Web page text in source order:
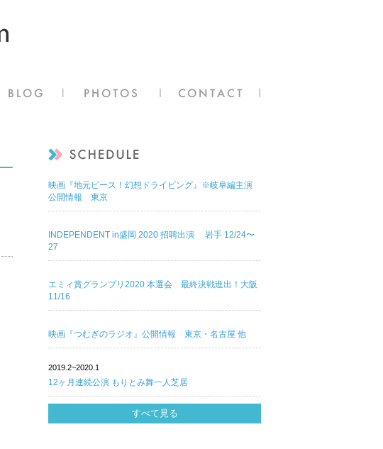
映画『地元ピース！幻想ドライビング』※岐阜編主演
公開情報 東京
INDEPENDENT in盛岡 2020 招聘出演 岩手 12/24〜
27
エミィ賞グランプリ2020 本選会 最終決戦進出！大阪
11/16
映画『つむぎのラジオ』公開情報 東京・名古屋 他
2019.2~2020.1
12ヶ月連続公演 もりとみ舞一人芝居
すべて見る